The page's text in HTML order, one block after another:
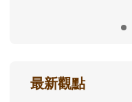
最新觀點